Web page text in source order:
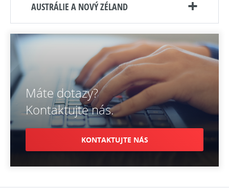
AUSTRÁLIE A NOVÝ ZÉLAND
Máte dotazy?
Kontaktujte nás.
KONTAKTUJTE NÁS